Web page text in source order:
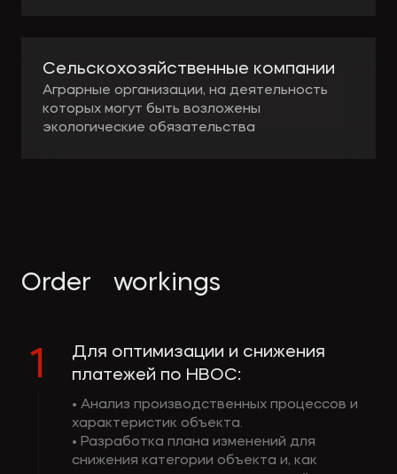
Сельскохозяйственные компании
Аграрные организации, на деятельность
которых могут быть возложены
экологические обязательства
Order workings
1
Для оптимизации и снижения
платежей по НВОС:
• Анализ производственных процессов и
характеристик объекта.
• Разработка плана изменений для
снижения категории объекта и, как